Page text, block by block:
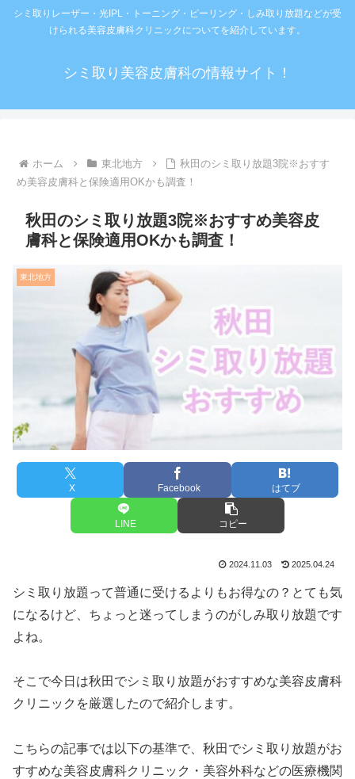
シミ取りレーザー・光IPL・トーニング・ピーリング・しみ取り放題などが受
けられる美容皮膚科クリニックについてを紹介しています。
シミ取り美容皮膚科の情報サイト！
ホーム 東北地方
秋田のシミ取り放題3院※おすす
め美容皮膚科と保険適用OKかも調査！
秋田のシミ取り放題3院※おすすめ美容皮
膚科と保険適用OKかも調査！
東北地方
X Facebook はてブ
LINE コピー
2024.11.03 2025.04.24
シミ取り放題って普通に受けるよりもお得なの？とても気
になるけど、ちょっと迷ってしまうのがしみ取り放題です
よね。
そこで今日は秋田でシミ取り放題がおすすめな美容皮膚科
クリニックを厳選したので紹介します。
こちらの記事では以下の基準で、秋田でシミ取り放題がお
すすめな美容皮膚科クリニック・美容外科などの医療機関